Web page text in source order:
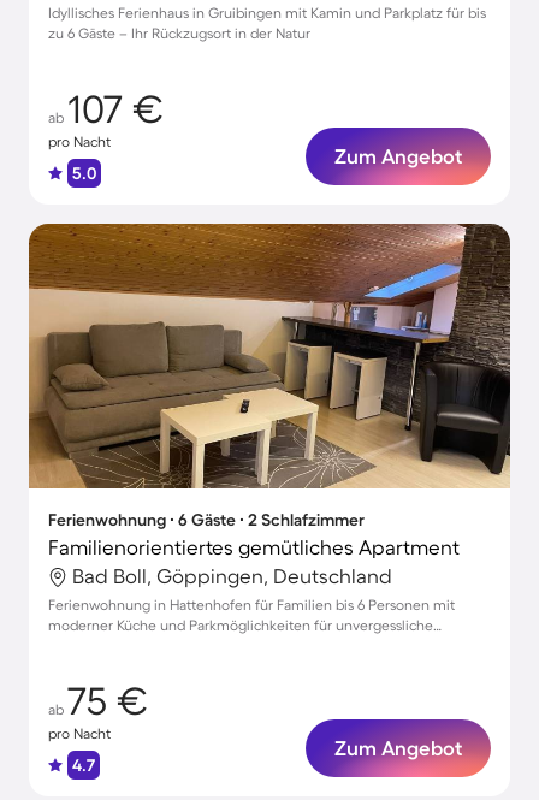
Idyllisches Ferienhaus in Gruibingen mit Kamin und Parkplatz für bis
zu 6 Gäste – Ihr Rückzugsort in der Natur
ab 107 €
pro Nacht
5.0
Zum Angebot
Ferienwohnung ∙ 6 Gäste ∙ 2 Schlafzimmer
Familienorientiertes gemütliches Apartment
Bad Boll, Göppingen, Deutschland
Ferienwohnung in Hattenhofen für Familien bis 6 Personen mit
moderner Küche und Parkmöglichkeiten für unvergessliche
ab 75 €
pro Nacht
4.7
Zum Angebot